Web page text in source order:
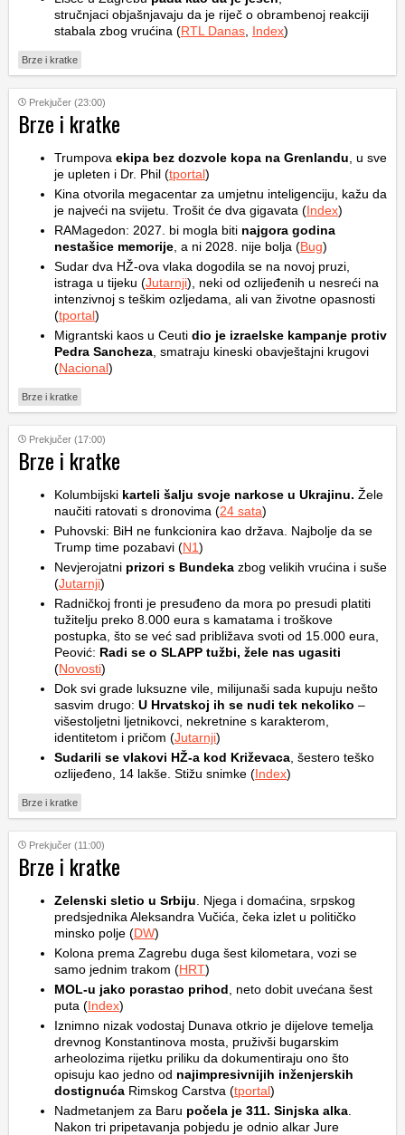
stručnjaci objašnjavaju da je riječ o obrambenoj reakciji
stabala zbog vrućina (RTL Danas Index)
Brze i kratke
Prekjučer (23:00)
Brze i kratke
Trumpova ekipa bez dozvole kopa na Grenlandu , u sve
je upleten i Dr. Phil (tportal)
Kina otvorila megacentar za umjetnu inteligenciju, kažu da
je najveći na svijetu. Trošit će dva gigavata (Index)
RAMagedon: 2027. bi mogla biti najgora godina
nestašice memorije , a ni 2028. nije bolja (Bug)
Sudar dva HŽ-ova vlaka dogodila se na novoj pruzi,
istraga u tijeku (Jutarnji), neki od ozlijeđenih u nesreći na
intenzivnoj s teškim ozljedama, ali van životne opasnosti
(tportal)
Migrantski kaos u Ceuti dio je izraelske kampanje protiv
Pedra Sancheza , smatraju kineski obavještajni krugovi
(Nacional)
Brze i kratke
Prekjučer (17:00)
Brze i kratke
Kolumbijski karteli šalju svoje narkose u Ukrajinu. Žele
naučiti ratovati s dronovima (24 sata)
Puhovski: BiH ne funkcionira kao država. Najbolje da se
Trump time pozabavi (N1)
Nevjerojatni prizori s Bundeka zbog velikih vrućina i suše
(Jutarnji)
Radničkoj fronti je presuđeno da mora po presudi platiti
tužitelju preko 8.000 eura s kamatama i troškove
postupka, što se već sad približava svoti od 15.000 eura,
Peović: Radi se o SLAPP tužbi, žele nas ugasiti
(Novosti)
Dok svi grade luksuzne vile, milijunaši sada kupuju nešto
sasvim drugo: U Hrvatskoj ih se nudi tek nekoliko –
višestoljetni ljetnikovci, nekretnine s karakterom,
identitetom i pričom (Jutarnji)
Sudarili se vlakovi HŽ-a kod Križevaca , šestero teško
ozlijeđeno, 14 lakše. Stižu snimke (Index)
Brze i kratke
Prekjučer (11:00)
Brze i kratke
Zelenski sletio u Srbiju . Njega i domaćina, srpskog
predsjednika Aleksandra Vučića, čeka izlet u političko
minsko polje (DW)
Kolona prema Zagrebu duga šest kilometara, vozi se
samo jednim trakom (HRT)
MOL-u jako porastao prihod , neto dobit uvećana šest
puta (Index)
Iznimno nizak vodostaj Dunava otkrio je dijelove temelja
drevnog Konstantinova mosta, pruživši bugarskim
arheolozima rijetku priliku da dokumentiraju ono što
opisuju kao jedno od najimpresivnijih inženjerskih
dostignuća Rimskog Carstva (tportal)
Nadmetanjem za Baru počela je 311. Sinjska alka
Nakon tri pripetavanja pobjedu je odnio alkar Jure